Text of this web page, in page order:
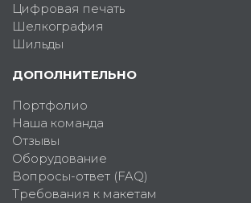
Цифровая печать
Шелкография
Шильды
ДОПОЛНИТЕЛЬНО
Портфолио
Наша команда
Отзывы
Оборудование
Вопросы-ответ (FAQ)
Требования к макетам